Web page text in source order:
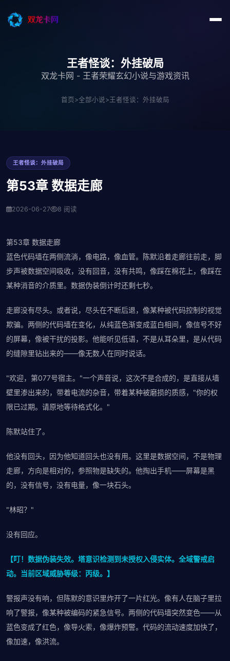
王者怪谈：外挂破局
双龙卡网 - 王者荣耀玄幻小说与游戏资讯
首页>全部小说>王者怪谈：外挂破局
王者怪谈：外挂破局
第53章 数据走廊
2026-06-27 8 阅读
第53章 数据走廊
蓝色代码墙在两侧流淌，像电路，像血管。陈默沿着走廊往前走，脚
步声被数据空间吸收，没有回音，没有共鸣，像踩在棉花上，像踩在
某种消音的介质里。数据伪装倒计时还剩七秒。
走廊没有尽头。或者说，尽头在不断后退，像某种被代码控制的视觉
欺骗。两侧的代码墙在变化，从纯蓝色渐变成蓝白相间，像信号不好
的屏幕，像被干扰的投影。他能听见低语，不是从耳朵里，是从代码
的缝隙里钻出来的——像无数人在同时说话。
"欢迎，第077号宿主。"一个声音说，这次不是合成的，是直接从墙
壁里渗出来的，带着电流的杂音，带着某种被磨损的质感，"你的权
限已过期。请原地等待格式化。"
陈默站住了。
他没有回头，因为他知道回头也没有用。这里是数据空间，不是物理
走廊，方向是相对的，参照物是缺失的。他掏出手机——屏幕是黑
的，没有信号，没有电量，像一块石头。
"林昭？"
没有回应。
【叮！数据伪装失效。塔意识检测到未授权入侵实体。全域警戒启
动。当前区域威胁等级：丙级。】
警报声没有响，但陈默的意识里炸开了一片红光。像有人在脑子里拉
响了警报，像某种被编码的紧急信号。两侧的代码墙突然变色——从
蓝色变成了红色，像导火索，像爆炸预警。代码的流动速度加快了，
像加速，像洪流。